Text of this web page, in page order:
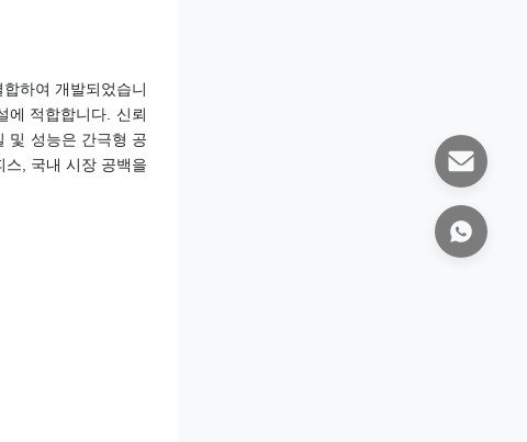
하여 개발되었습니
에 적합합니다. 신뢰
및 성능은 간극형 공
스 , 국내 시장 공백을